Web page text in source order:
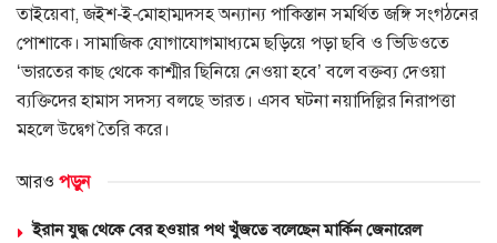
তাইয়েবা, জইশ-ই-মোহাম্মদসহ অন্যান্য পাকিস্তান সমর্থিত জঙ্গি সংগঠনের
পোশাকে। সামাজিক যোগাযোগমাধ্যমে ছড়িয়ে পড়া ছবি ও ভিডিওতে
‘ভারতের কাছ থেকে কাশ্মীর ছিনিয়ে নেওয়া হবে’ বলে বক্তব্য দেওয়া
ব্যক্তিদের হামাস সদস্য বলছে ভারত। এসব ঘটনা নয়াদিল্লির নিরাপত্তা
মহলে উদ্বেগ তৈরি করে।
আরও পড়ুন
ইরান যুদ্ধ থেকে বের হওয়ার পথ খুঁজতে বলেছেন মার্কিন জেনারেল